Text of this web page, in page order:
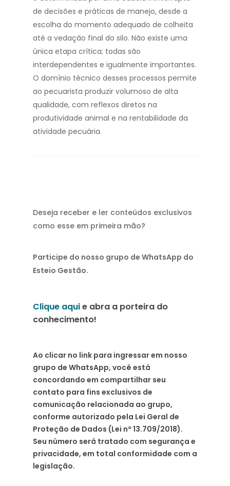
de decisões e práticas de manejo, desde a
escolha do momento adequado de colheita
até a vedação final do silo. Não existe uma
única etapa crítica; todas são
interdependentes e igualmente importantes.
O domínio técnico desses processos permite
ao pecuarista produzir volumoso de alta
qualidade, com reflexos diretos na
produtividade animal e na rentabilidade da
atividade pecuária.
Deseja receber e ler conteúdos exclusivos
como esse em primeira mão?
Participe do nosso grupo de WhatsApp do
Esteio Gestão.
Clique aquie abra a porteira do
conhecimento!
Ao clicar no link para ingressar em nosso
grupo de WhatsApp, você está
concordando em compartilhar seu
contato para fins exclusivos de
comunicação relacionada ao grupo,
conforme autorizado pela Lei Geral de
Proteção de Dados (Lei nº 13.709/2018).
Seu número será tratado com segurança e
privacidade, em total conformidade com a
legislação.